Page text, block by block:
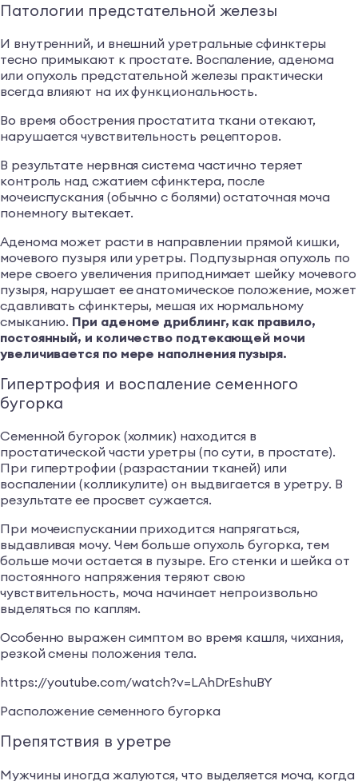
Патологии предстательной железы
И внутренний, и внешний уретральные сфинктеры
тесно примыкают к простате. Воспаление, аденома
или опухоль предстательной железы практически
всегда влияют на их функциональность.
Во время обострения простатита ткани отекают,
нарушается чувствительность рецепторов.
В результате нервная система частично теряет
контроль над сжатием сфинктера, после
мочеиспускания (обычно с болями) остаточная моча
понемногу вытекает.
Аденома может расти в направлении прямой кишки,
мочевого пузыря или уретры. Подпузырная опухоль по
мере своего увеличения приподнимает шейку мочевого
пузыря, нарушает ее анатомическое положение, может
сдавливать сфинктеры, мешая их нормальному
смыканию. При аденоме дриблинг, как правило,
постоянный, и количество подтекающей мочи
увеличивается по мере наполнения пузыря.
Гипертрофия и воспаление семенного
бугорка
Семенной бугорок (холмик) находится в
простатической части уретры (по сути, в простате).
При гипертрофии (разрастании тканей) или
воспалении (колликулите) он выдвигается в уретру. В
результате ее просвет сужается.
При мочеиспускании приходится напрягаться,
выдавливая мочу. Чем больше опухоль бугорка, тем
больше мочи остается в пузыре. Его стенки и шейка от
постоянного напряжения теряют свою
чувствительность, моча начинает непроизвольно
выделяться по каплям.
Особенно выражен симптом во время кашля, чихания,
резкой смены положения тела.
https://youtube.com/watch?v=LAhDrEshuBY
Расположение семенного бугорка
Препятствия в уретре
Мужчины иногда жалуются, что выделяется моча, когда